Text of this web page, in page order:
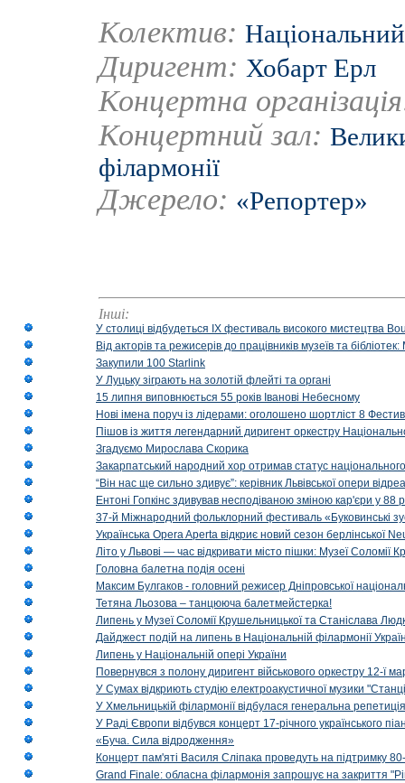
Колектив:
Диригент: Хобарт Ерл
Концертна
Концертний зал:
філармонії
Джерело: «Репортер»
Інші:
У столиці відбудеться IX фестиваль високого мистецтва
Від акторів та режисерів до працівників музеїв та
Закупили 100 Starlink
У Луцьку зіграють на золотій флейті та органі
15 липня виповнюється 55 років Іванові Небесному
Нові імена поруч із лідерами: оголошено шортліст 8
Пішов із життя легендарний диригент оркестру
Згадуємо Мирослава Скорика
Закарпатський народний хор отримав статус національного
“Він нас ще сильно здивує”: керівник Львівської опери
Ентоні Гопкінс здивував несподіваною зміною кар'єри у 88
37-й Міжнародний фольклорний фестиваль «Буковинські
Українська Opera Aperta відкриє новий сезон берлінської
Літо у Львові — час відкривати місто пішки: Музеї Соломії
Головна балетна подія осені
Максим Булгаков - головний режисер Дніпровської
Тетяна Льозова – танцююча балетмейстерка!
Липень у Музеї Соломії Крушельницької та Станіслава
Дайджест подій на липень в Національній філармонії
Липень у Національній опері України
Повернувся з полону диригент військового оркестру 12-ї
У Сумах відкриють студію електроакустичної музики
У Хмельницькій філармонії відбулася генеральна
У Раді Європи відбувся концерт 17-річного українського
«Буча. Сила відродження»
Концерт пам'яті Василя Сліпака проведуть на підтримку
Grand Finale: обласна філармонія запрошує на закриття